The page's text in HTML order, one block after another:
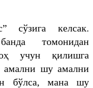
сўзига келсак.
томонидан
учун қилишга
амални шу амални
бўлса, мана шу